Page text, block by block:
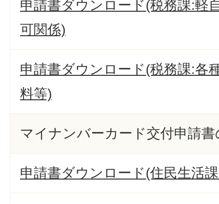
申請書ダウンロード(税務課:軽
可関係)
申請書ダウンロード(税務課:各
料等)
マイナンバーカード交付申請
申請書ダウンロード(住民生活